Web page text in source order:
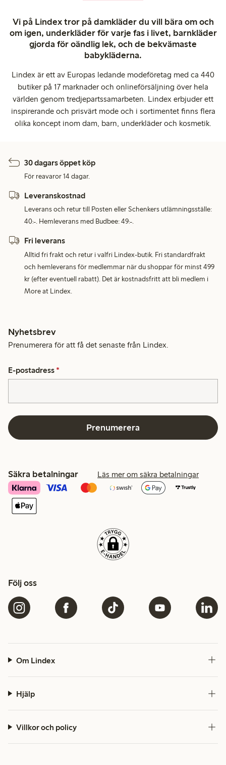
Vi på Lindex tror på damkläder du vill bära om och
om igen, underkläder för varje fas i livet, barnkläder
gjorda för oändlig lek, och de bekvämaste
babykläderna.
Lindex är ett av Europas ledande modeföretag med ca 440
butiker på 17 marknader och onlineförsäljning över hela
världen genom tredjepartssamarbeten. Lindex erbjuder ett
inspirerande och prisvärt mode och i sortimentet finns flera
olika koncept inom dam, barn, underkläder och kosmetik.
30 dagars öppet köp
För reavaror 14 dagar.
Leveranskostnad
Leverans och retur till Posten eller Schenkers utlämningsställe:
40:-. Hemleverans med Budbee: 49:-.
Fri leverans
Alltid fri frakt och retur i valfri Lindex-butik. Fri standardfrakt
och hemleverans för medlemmar när du shoppar för minst 499
kr (efter eventuell rabatt). Det är kostnadsfritt att bli medlem i
More at Lindex.
Nyhetsbrev
Prenumerera för att få det senaste från Lindex.
E-postadress *
Prenumerera
Säkra betalningar Läs mer om säkra betalningar
Följ oss
Om Lindex
Hjälp
Villkor och policy